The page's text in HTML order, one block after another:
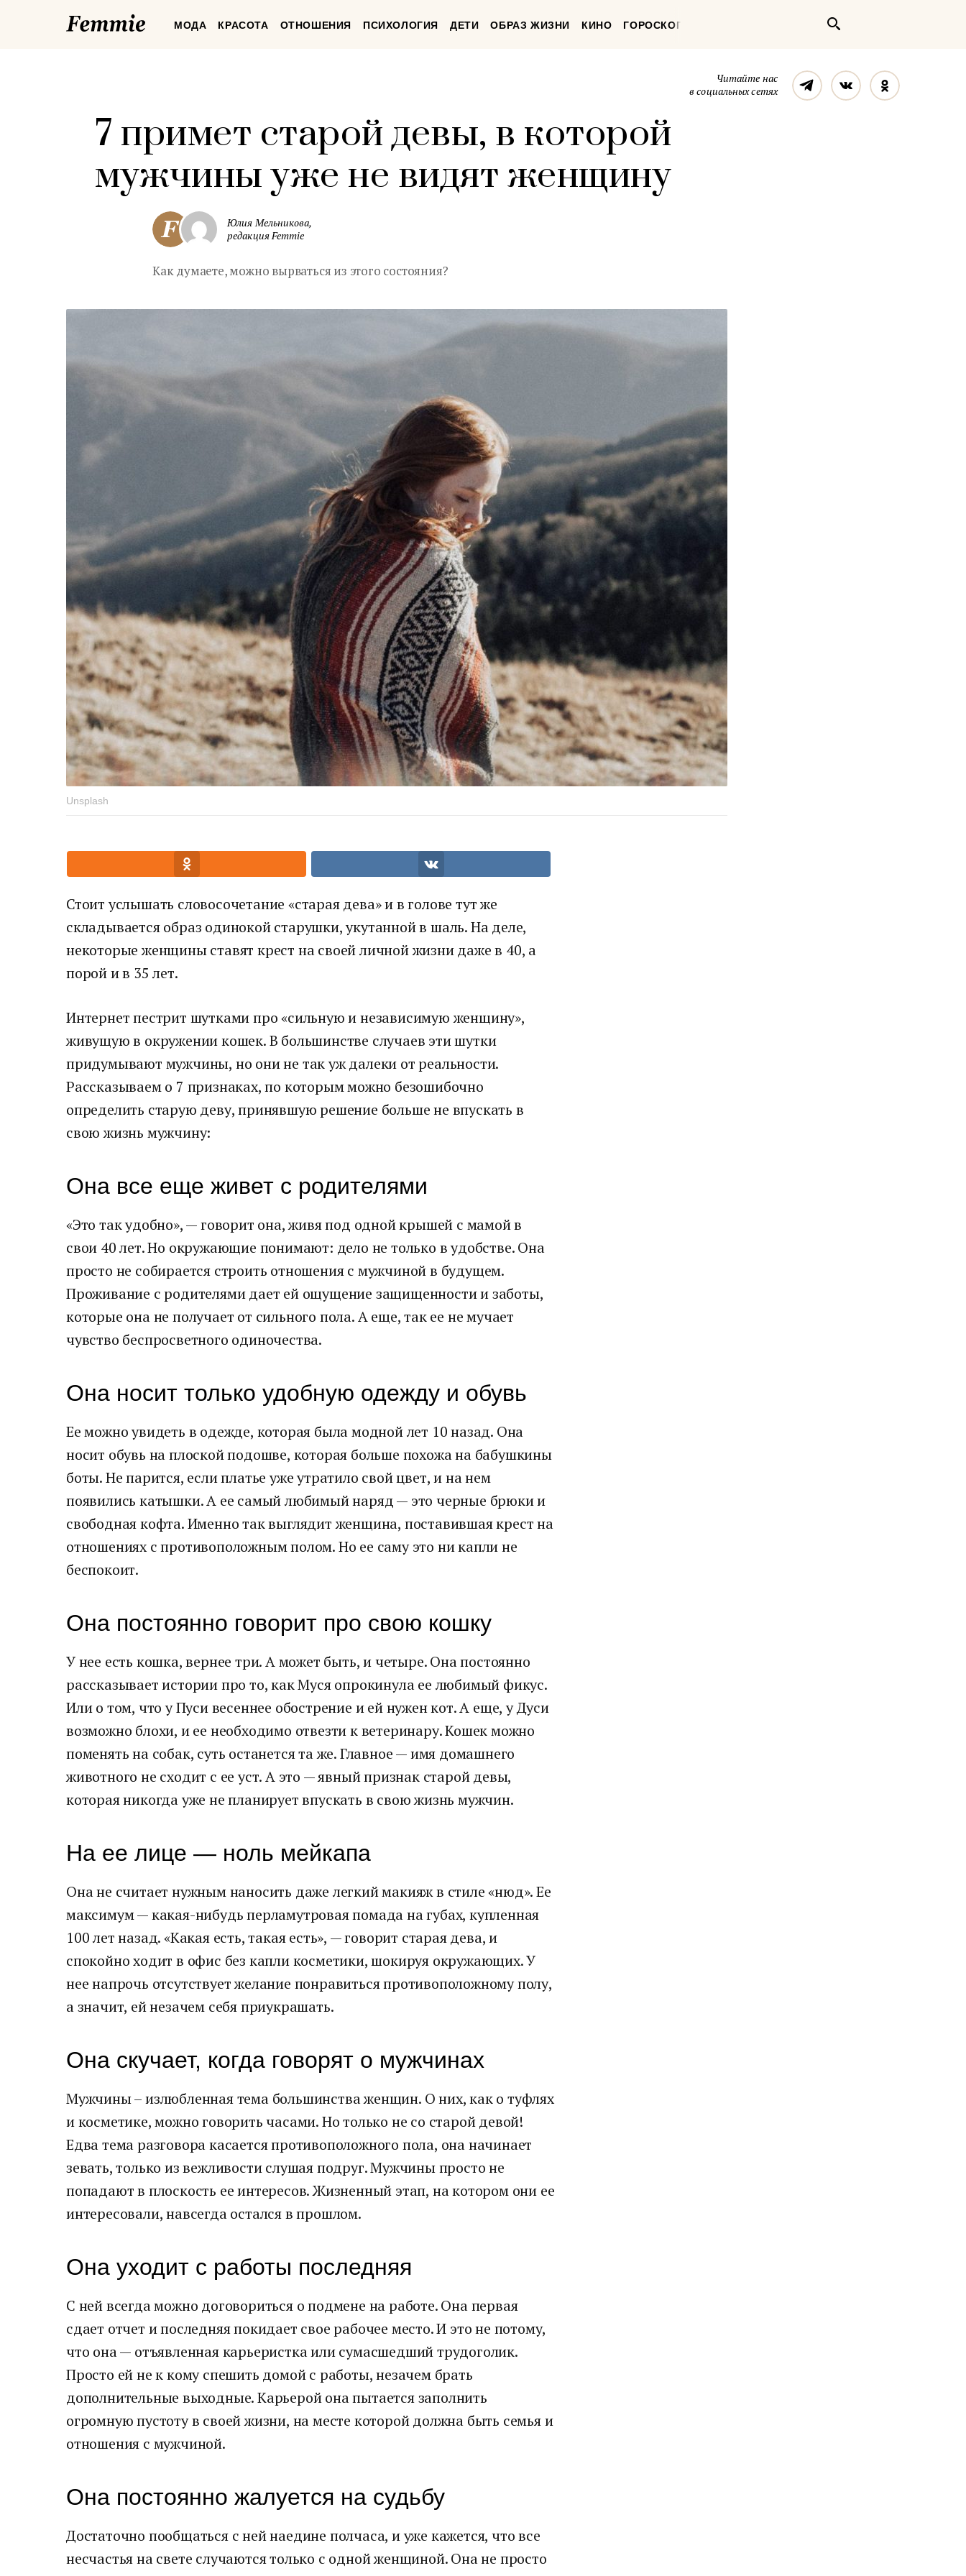
FemmieМОДА КРАСОТА ОТНОШЕНИЯ ПСИХОЛОГИЯ ДЕТИ ОБРАЗ ЖИЗНИ КИНО ГОРОСКОП
Читайте нас
в социальных сетях
ТелеграмВконтакте
7 примет старой девы, в которой
мужчины уже не видят женщину
Юлия Мельникова,
редакция Femmie
Как думаете, можно вырваться из этого состояния?
Unsplash
Стоит услышать словосочетание «старая дева» и в голове тут же
складывается образ одинокой старушки, укутанной в шаль. На деле,
некоторые женщины ставят крест на своей личной жизни даже в 40, а
порой и в 35 лет.
Интернет пестрит шутками про «сильную и независимую женщину»,
живущую в окружении кошек. В большинстве случаев эти шутки
придумывают мужчины, но они не так уж далеки от реальности.
Рассказываем о 7 признаках, по которым можно безошибочно
определить старую деву, принявшую решение больше не впускать в
свою жизнь мужчину:
Она все еще живет с родителями
«Это так удобно», — говорит она, живя под одной крышей с мамой в
свои 40 лет. Но окружающие понимают: дело не только в удобстве. Она
просто не собирается строить отношения с мужчиной в будущем.
Проживание с родителями дает ей ощущение защищенности и заботы,
которые она не получает от сильного пола. А еще, так ее не мучает
чувство беспросветного одиночества.
Она носит только удобную одежду и обувь
Ее можно увидеть в одежде, которая была модной лет 10 назад. Она
носит обувь на плоской подошве, которая больше похожа на бабушкины
боты. Не парится, если платье уже утратило свой цвет, и на нем
появились катышки. А ее самый любимый наряд — это черные брюки и
свободная кофта. Именно так выглядит женщина, поставившая крест на
отношениях с противоположным полом. Но ее саму это ни капли не
беспокоит.
Она постоянно говорит про свою кошку
У нее есть кошка, вернее три. А может быть, и четыре. Она постоянно
рассказывает истории про то, как Муся опрокинула ее любимый фикус.
Или о том, что у Пуси весеннее обострение и ей нужен кот. А еще, у Дуси
возможно блохи, и ее необходимо отвезти к ветеринару. Кошек можно
поменять на собак, суть останется та же. Главное — имя домашнего
животного не сходит с ее уст. А это — явный признак старой девы,
которая никогда уже не планирует впускать в свою жизнь мужчин.
На ее лице — ноль мейкапа
Она не считает нужным наносить даже легкий макияж в стиле «нюд». Ее
максимум — какая-нибудь перламутровая помада на губах, купленная
100 лет назад. «Какая есть, такая есть», — говорит старая дева, и
спокойно ходит в офис без капли косметики, шокируя окружающих. У
нее напрочь отсутствует желание понравиться противоположному полу,
а значит, ей незачем себя приукрашать.
Она скучает, когда говорят о мужчинах
Мужчины – излюбленная тема большинства женщин. О них, как о туфлях
и косметике, можно говорить часами. Но только не со старой девой!
Едва тема разговора касается противоположного пола, она начинает
зевать, только из вежливости слушая подруг. Мужчины просто не
попадают в плоскость ее интересов. Жизненный этап, на котором они ее
интересовали, навсегда остался в прошлом.
Она уходит с работы последняя
С ней всегда можно договориться о подмене на работе. Она первая
сдает отчет и последняя покидает свое рабочее место. И это не потому,
что она — отъявленная карьеристка или сумасшедший трудоголик.
Просто ей не к кому спешить домой с работы, незачем брать
дополнительные выходные. Карьерой она пытается заполнить
огромную пустоту в своей жизни, на месте которой должна быть семья и
отношения с мужчиной.
Она постоянно жалуется на судьбу
Достаточно пообщаться с ней наедине полчаса, и уже кажется, что все
несчастья на свете случаются только с одной женщиной. Она не просто